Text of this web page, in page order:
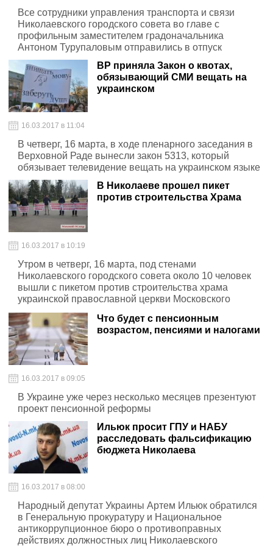
Все сотрудники управления транспорта и связи
Николаевского городского совета во главе с
профильным заместителем градоначальника
Антоном Турупаловым отправились в отпуск
ВР приняла Закон о квотах,
обязывающий СМИ вещать на
украинском
16.03.2017 в 11:04
В четверг, 16 марта, в ходе пленарного заседания в
Верховной Раде вынесли закон 5313, который
обязывает телевидение вещать на украинском языке
В Николаеве прошел пикет
против строительства Храма
16.03.2017 в 10:19
Утром в четверг, 16 марта, под стенами
Николаевского городского совета около 10 человек
вышли с пикетом против строительства храма
украинской православной церкви Московского
патриархата
Что будет с пенсионным
возрастом, пенсиями и налогами
16.03.2017 в 09:05
В Украине уже через несколько месяцев презентуют
проект пенсионной реформы
Ильюк просит ГПУ и НАБУ
расследовать фальсификацию
бюджета Николаева
16.03.2017 в 08:00
Народный депутат Украины Артем Ильюк обратился
в Генеральную прокуратуру и Национальное
антикоррупционное бюро о противоправных
действиях должностных лиц Николаевского